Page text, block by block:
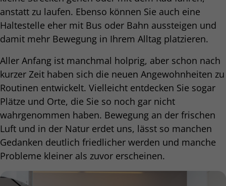
anstatt zu laufen. Ebenso können Sie auch eine
Haltestelle eher mit Bus oder Bahn aussteigen und
damit mehr Bewegung in Ihrem Alltag platzieren.
Aller Anfang ist manchmal holprig, aber schon nach
kurzer Zeit haben sich die neuen Angewohnheiten zu
Routinen entwickelt. Vielleicht entdecken Sie sogar
Plätze und Orte, die Sie so noch gar nicht
wahrgenommen haben. Bewegung an der frischen
Luft und in der Natur erdet uns, lässt so manchen
Gedanken deutlich friedlicher werden und manche
Probleme kleiner als zuvor erscheinen.